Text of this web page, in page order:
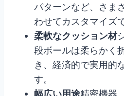
パターンなど、さま
わせてカスタマイズ
柔軟なクッション材
段ボールは柔らかく
き、経済的で実用的
す。